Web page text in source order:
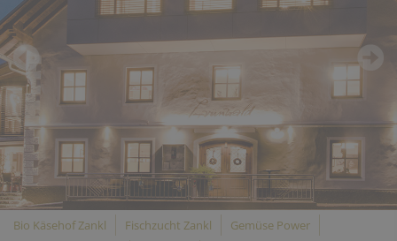
Bio Käsehof Zankl Fischzucht Zankl
Gemüse Power